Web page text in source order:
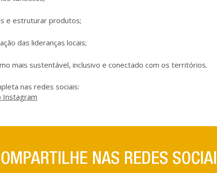
e estruturar produtos;
das lideranças locais;
mais sustentável, inclusivo e conectado com os territórios.
nas redes sociais:
Instagram
NAS REDES